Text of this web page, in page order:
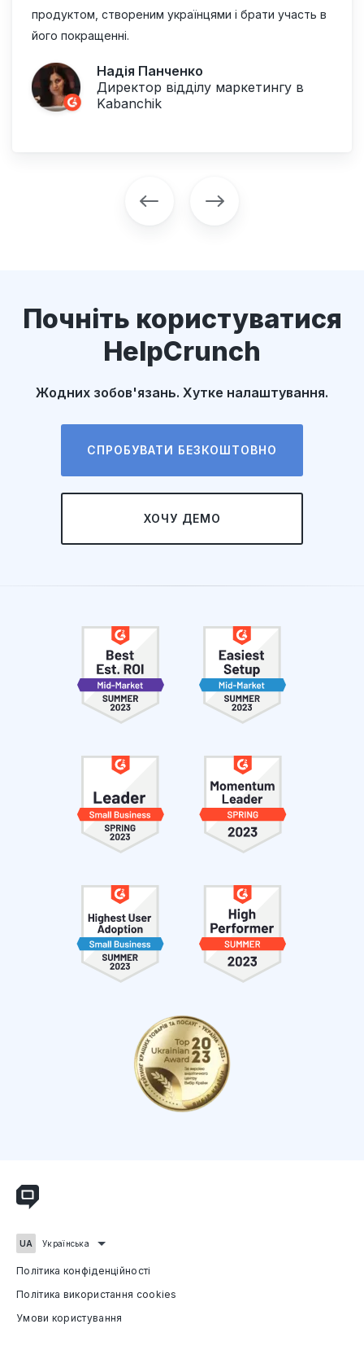
продуктом, створеним українцями і брати участь в
його покращенні.
Надія Панченко
Директор відділу маркетингу в
Kabanchik
Почніть користуватися
HelpCrunch
Жодних зобов'язань. Хутке налаштування.
СПРОБУВАТИ БЕЗКОШТОВНО
ХОЧУ ДЕМО
Політика конфіденційності
Політика використання cookies
Умови користування